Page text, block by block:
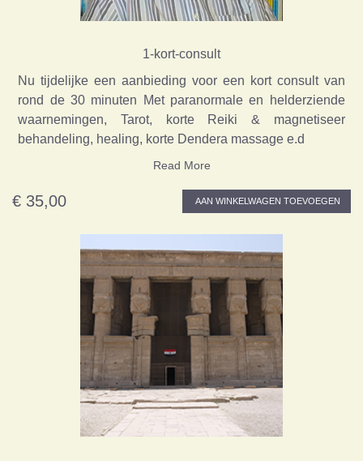
1-kort-consult
Nu tijdelijke een aanbieding voor een kort consult van
rond de 30 minuten Met paranormale en helderziende
waarnemingen, Tarot, korte Reiki & magnetiseer
behandeling, healing, korte Dendera massage e.d
Read More
€ 35,00 AAN WINKELWAGEN TOEVOEGEN